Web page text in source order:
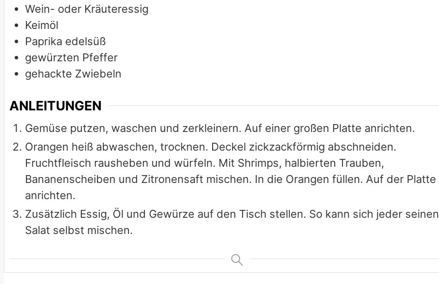
Wein- oder Kräuteressig
Keimöl
Paprika edelsüß
gewürzten Pfeffer
gehackte Zwiebeln
ANLEITUNGEN
Gemüse putzen, waschen und zerkleinern. Auf einer großen Platte anrichten.
Orangen heiß abwaschen, trocknen. Deckel zickzackförmig abschneiden.
Fruchtfleisch rausheben und würfeln. Mit Shrimps, halbierten Trauben,
Bananenscheiben und Zitronensaft mischen. In die Orangen füllen. Auf der Platte
anrichten.
Zusätzlich Essig, Öl und Gewürze auf den Tisch stellen. So kann sich jeder seinen
Salat selbst mischen.